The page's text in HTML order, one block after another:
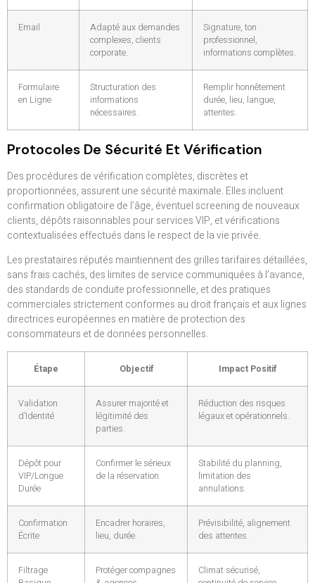
Email
Adapté aux demandes
complexes, clients
corporate.
Signature, ton
professionnel,
informations complètes.
Formulaire
en Ligne
Structuration des
informations
nécessaires.
Remplir honnêtement
durée, lieu, langue,
attentes.
Protocoles De Sécurité Et Vérification
Des procédures de vérification complètes, discrètes et
proportionnées, assurent une sécurité maximale. Elles incluent
confirmation obligatoire de l’âge, éventuel screening de nouveaux
clients, dépôts raisonnables pour services VIP, et vérifications
contextualisées effectués dans le respect de la vie privée.
Les prestataires réputés maintiennent des grilles tarifaires détaillées,
sans frais cachés, des limites de service communiquées à l’avance,
des standards de conduite professionnelle, et des pratiques
commerciales strictement conformes au droit français et aux lignes
directrices européennes en matière de protection des
consommateurs et de données personnelles.
Étape Objectif Impact Positif
Validation
d’Identité
Assurer majorité et
légitimité des
parties.
Réduction des risques
légaux et opérationnels.
Dépôt pour
VIP/Longue
Durée
Confirmer le sérieux
de la réservation.
Stabilité du planning,
limitation des
annulations.
Confirmation
Écrite
Encadrer horaires,
lieu, durée.
Prévisibilité, alignement
des attentes.
Filtrage
Protéger compagnes
Climat sécurisé,